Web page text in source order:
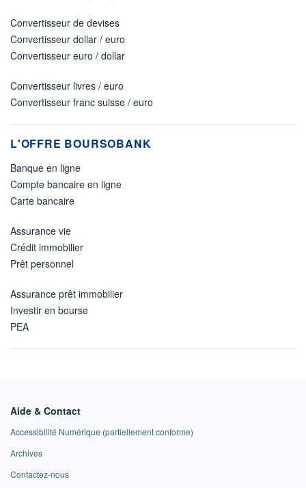
Convertisseur de devises
Convertisseur dollar / euro
Convertisseur euro / dollar
Convertisseur livres / euro
Convertisseur franc suisse / euro
L'OFFRE BOURSOBANK
Banque en ligne
Compte bancaire en ligne
Carte bancaire
Assurance vie
Crédit immobilier
Prêt personnel
Assurance prêt immobilier
Investir en bourse
PEA
Aide & Contact
Accessibilité Numérique (partiellement conforme)
Archives
Contactez-nous